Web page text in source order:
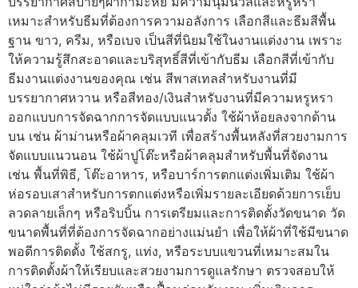
เหมาะสำหรับธีมที่ต้องการความอลังการ เลือกสีและธีมสีพื้น
ฐาน ขาว, ครีม, หรือเบจ เป็นสีที่นิยมใช้ในงานแต่งงาน เพราะ
ให้ความรู้สึกสะอาดและบริสุทธิ์สีที่เข้ากับธีม เลือกสีที่เข้ากับ
ธีมงานแต่งงานของคุณ เช่น สีพาสเทลสำหรับงานที่มี
บรรยากาศหวาน หรือสีทอง/เงินสำหรับงานที่มีความหรูหรา
ออกแบบการจัดฉากการจัดแบบแนวตั้ง ใช้ผ้าห้อยลงจากด้าน
บน เช่น ผ้าม่านหรือผ้าคลุมเวที เพื่อสร้างพื้นหลังที่สวยงามการ
จัดแบบแนวนอน ใช้ผ้าปูโต๊ะหรือผ้าคลุมสำหรับพื้นที่จัดงาน
เช่น พื้นที่พิธี, โต๊ะอาหาร, หรือบาร์การตกแต่งเพิ่มเติม ใช้ผ้า
ห่อรอบเสาสำหรับการตกแต่งหรือเพิ่มรายละเอียดด้วยการเย็บ
ลวดลายเล็กๆ หรือริบบิ้น การเตรียมและการติดตั้งวัดขนาด วัด
ขนาดพื้นที่ที่ต้องการจัดฉากอย่างแม่นยำ เพื่อให้ผ้าที่ใช้มีขนาด
พอดีการติดตั้ง ใช้สกรู, แท่ง, หรือระบบแขวนที่เหมาะสมใน
การติดตั้งผ้าให้เรียบและสวยงามการดูแลรักษา ตรวจสอบให้